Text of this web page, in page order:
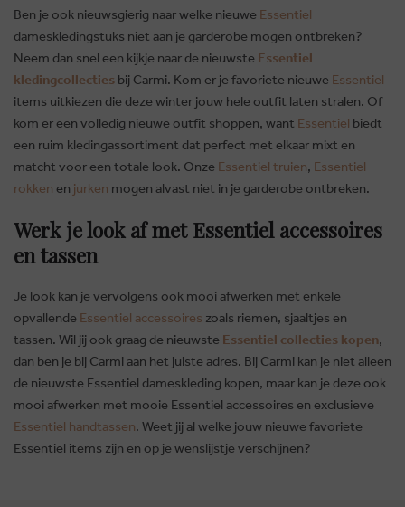
Ben je ook nieuwsgierig naar welke nieuwe Essentiel
dameskledingstuks niet aan je garderobe mogen ontbreken?
Neem dan snel een kijkje naar de nieuwste Essentiel
kledingcollecties bij Carmi. Kom er je favoriete nieuwe Essentiel
items uitkiezen die deze winter jouw hele outfit laten stralen. Of
kom er een volledig nieuwe outfit shoppen, want Essentiel biedt
een ruim kledingassortiment dat perfect met elkaar mixt en
matcht voor een totale look. Onze Essentiel truien, Essentiel
rokken en jurken mogen alvast niet in je garderobe ontbreken.
Werk je look af met Essentiel accessoires
en tassen
Je look kan je vervolgens ook mooi afwerken met enkele
opvallende Essentiel accessoires zoals riemen, sjaaltjes en
tassen. Wil jij ook graag de nieuwste Essentiel collecties kopen,
dan ben je bij Carmi aan het juiste adres. Bij Carmi kan je niet alleen
de nieuwste Essentiel dameskleding kopen, maar kan je deze ook
mooi afwerken met mooie Essentiel accessoires en exclusieve
Essentiel handtassen. Weet jij al welke jouw nieuwe favoriete
Essentiel items zijn en op je wenslijstje verschijnen?